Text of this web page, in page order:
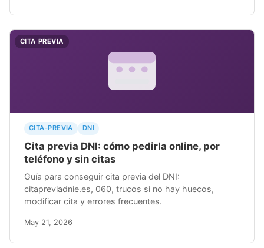
CITA PREVIA
CITA-PREVIA DNI
Cita previa DNI: cómo pedirla online, por
teléfono y sin citas
Guía para conseguir cita previa del DNI:
citapreviadnie.es, 060, trucos si no hay huecos,
modificar cita y errores frecuentes.
May 21, 2026